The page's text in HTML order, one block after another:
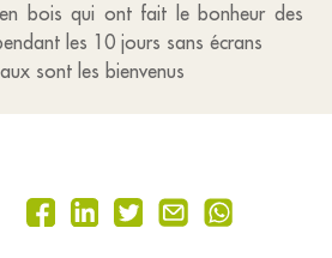
bois qui ont fait le bonheur des
les 10 jours sans écrans
sont les bienvenus